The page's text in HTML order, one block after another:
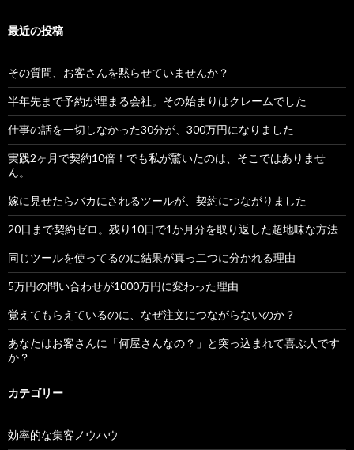
最近の投稿
その質問、お客さんを黙らせていませんか？
半年先まで予約が埋まる会社。その始まりはクレームでした
仕事の話を一切しなかった30分が、300万円になりました
実践2ヶ月で契約10倍！でも私が驚いたのは、そこではありませ
ん。
嫁に見せたらバカにされるツールが、契約につながりました
20日まで契約ゼロ。残り10日で1か月分を取り返した超地味な方法
同じツールを使ってるのに結果が真っ二つに分かれる理由
5万円の問い合わせが1000万円に変わった理由
覚えてもらえているのに、なぜ注文につながらないのか？
あなたはお客さんに「何屋さんなの？」と突っ込まれて喜ぶ人です
か？
カテゴリー
効率的な集客ノウハウ